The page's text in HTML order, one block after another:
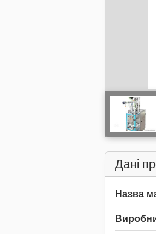
Дані
Назва